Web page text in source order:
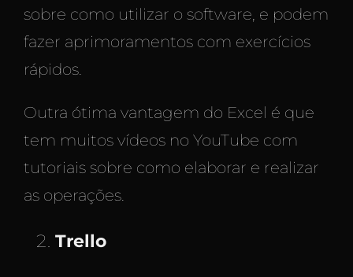
sobre como utilizar o software, e podem
fazer aprimoramentos com exercícios
rápidos.
Outra ótima vantagem do Excel é que
tem muitos vídeos no YouTube com
tutoriais sobre como elaborar e realizar
as operações.
Trello